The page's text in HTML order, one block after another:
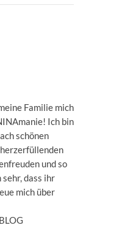
Familie mich
Ich bin
schönen
und so
dass ihr
mich über